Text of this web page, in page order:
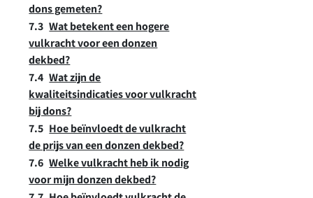
dons gemeten?
Wat betekent een hogere
vulkracht voor een donzen
dekbed?
Wat zijn de
kwaliteitsindicaties voor vulkracht
bij dons?
Hoe beïnvloedt de vulkracht
de prijs van een donzen dekbed?
Welke vulkracht heb ik nodig
voor mijn donzen dekbed?